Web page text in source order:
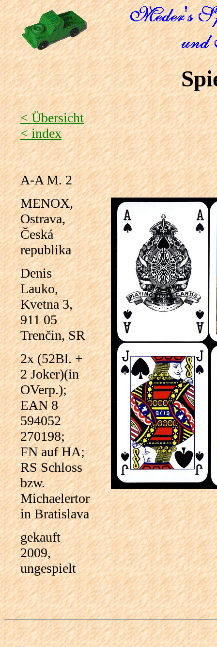
< Übersicht
< index
A-A M. 2
MENOX,
Ostrava,
Česká
republika
Denis
Lauko,
Kvetna 3,
911 05
Trenčin, SR
2x (52Bl. +
2 Joker)(in
OVerp.);
EAN 8
594052
270198;
FN auf HA;
RS Schloss
bzw.
Michaelertor
in Bratislava
gekauft
2009,
ungespielt